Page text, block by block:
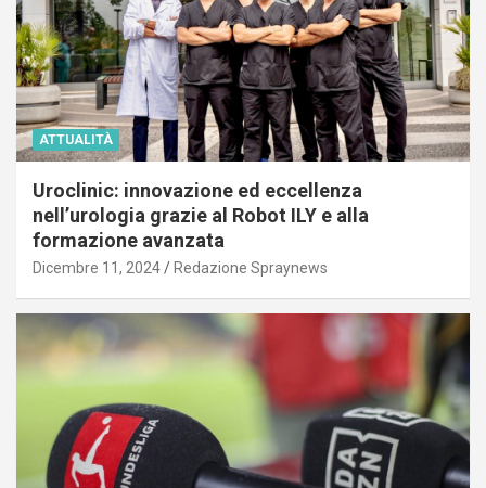
ATTUALITÀ
Uroclinic: innovazione ed eccellenza
nell’urologia grazie al Robot ILY e alla
formazione avanzata
Dicembre 11, 2024 Redazione Spraynews